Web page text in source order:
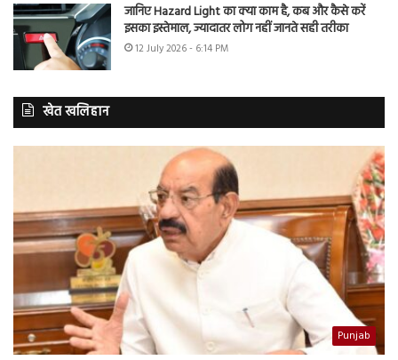
जानिए Hazard Light का क्या काम है, कब और कैसे करें
इसका इस्तेमाल, ज्यादातर लोग नहीं जानते सही तरीका
12 July 2026 - 6:14 PM
खेत खलिहान
Punjab